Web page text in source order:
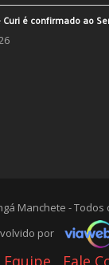
é confirmado ao
Manchete -
por
Equipe Fale